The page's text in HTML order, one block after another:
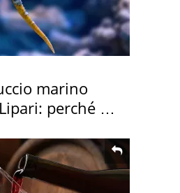
marino
perché è